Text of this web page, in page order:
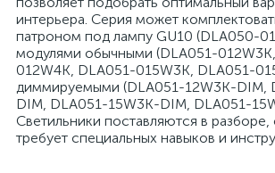
интерьера. Серия может
патроном под лампу GU10 (DLA050-
модулями обычными (DLA051-
012W4K, DLA051-015W3K, DLA051-
диммируемыми (DLA051-12W3K-DIM,
DIM, DLA051-15W3K-DIM, DLA051-
Светильники поставляются в разборе,
требует специальных навыков и